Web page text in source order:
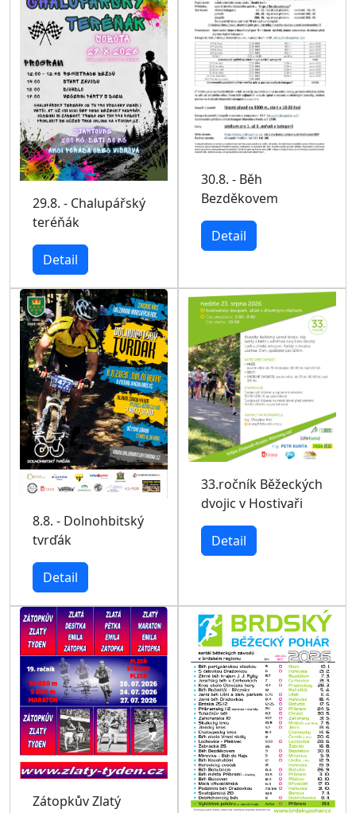
29.8. - Chalupářský
teréňák
Detail
30.8. - Běh
Bezděkovem
Detail
8.8. - Dolnohbitský
tvrďák
Detail
33.ročník Běžeckých
dvojic v Hostivaři
Detail
Zátopkův Zlatý